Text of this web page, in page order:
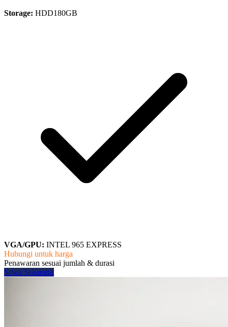
Storage: HDD180GB
VGA/GPU: INTEL 965 EXPRESS
Hubungi untuk harga
Penawaran sesuai jumlah & durasi
Sewa Sekarang